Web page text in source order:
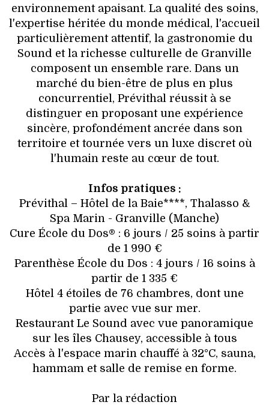
environnement apaisant. La qualité des soins,
l'expertise héritée du monde médical, l'accueil
particulièrement attentif, la gastronomie du
Sound et la richesse culturelle de Granville
composent un ensemble rare. Dans un
marché du bien-être de plus en plus
concurrentiel, Prévithal réussit à se
distinguer en proposant une expérience
sincère, profondément ancrée dans son
territoire et tournée vers un luxe discret où
l'humain reste au cœur de tout.
Infos pratiques :
Prévithal – Hôtel de la Baie****, Thalasso &
Spa Marin - Granville (Manche)
Cure École du Dos® : 6 jours / 25 soins à partir
de 1 990 €
Parenthèse École du Dos : 4 jours / 16 soins à
partir de 1 335 €
Hôtel 4 étoiles de 76 chambres, dont une
partie avec vue sur mer.
Restaurant Le Sound avec vue panoramique
sur les îles Chausey, accessible à tous
Accès à l'espace marin chauffé à 32°C, sauna,
hammam et salle de remise en forme.
Par la rédaction